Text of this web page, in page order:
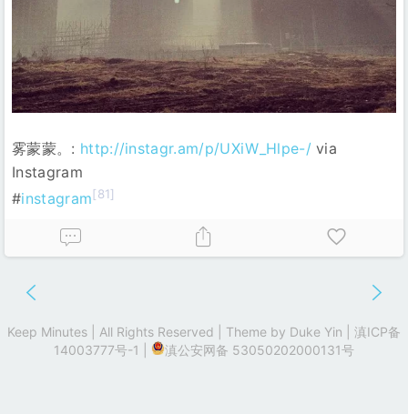
雾蒙蒙。: http://instagr.am/p/UXiW_Hlpe-/via
Instagram
#instagram[81]
Keep Minutes | All Rights Reserved | Theme by Duke Yin
滇ICP备
14003777号-1
滇公安网备 53050202000131号